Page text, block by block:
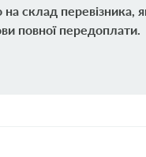
склад перевізника,
повної передоплати.